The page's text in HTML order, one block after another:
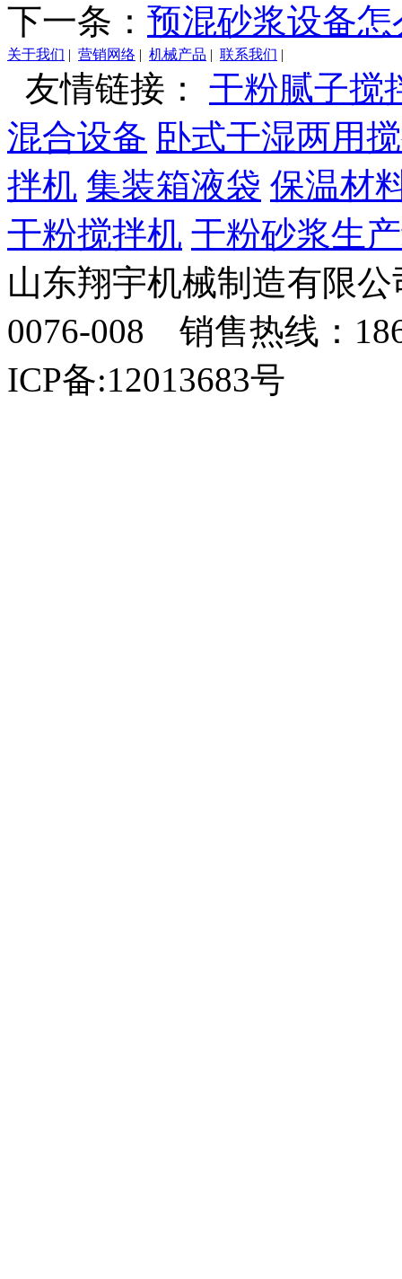
下一条： 预混砂浆设备怎
关于我们 | 营销网络 | 机械产品 | 联系我们 |
友情链接： 干粉腻子搅
混合设备 卧式干湿两用
拌机 集装箱液袋 保温材
干粉搅拌机 干粉砂浆生
山东翔宇机械制造有限
0076-008 销售热线：
ICP备:12013683号